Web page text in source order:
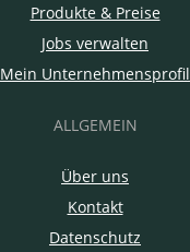
Produkte & Preise
Jobs verwalten
Mein Unternehmensprofil
ALLGEMEIN
Über uns
Kontakt
Datenschutz